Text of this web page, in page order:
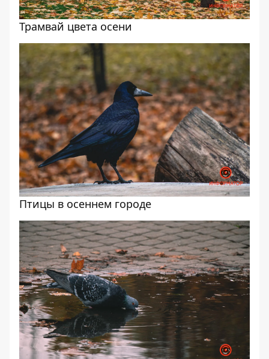
Трамвай цвета осени
Птицы в осеннем городе